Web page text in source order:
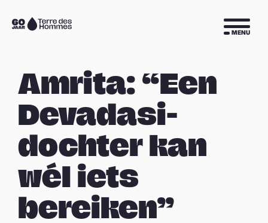
Sla navigatie over
Naar
MENU
Amrita: “Een
Devadasi-
dochter kan
wél iets
bereiken”